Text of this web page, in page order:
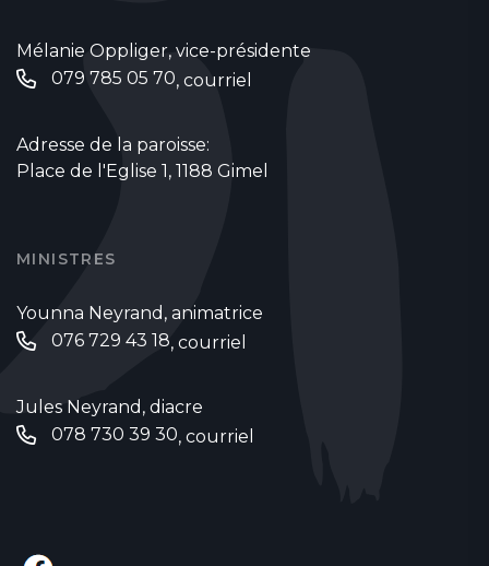
Mélanie Oppliger, vice-présidente
079 785 05 70‬, courriel
Adresse de la paroisse:
Place de l'Eglise 1, 1188 Gimel
MINISTRES
Younna Neyrand, animatrice
076 729 43 18‬‬, courriel
Jules Neyrand, diacre
‭078 730 39 30‬, courriel